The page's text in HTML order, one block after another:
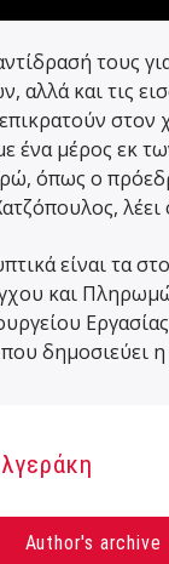
τους
αλλά και τις
ένα μέρος εκ
όπως ο
λέει
είναι τα
και
δημοσιεύει
Author's archive